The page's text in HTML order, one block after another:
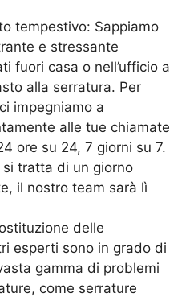
tempestivo: Sappiamo
e stressante
fuori casa o nell’ufficio a
alla serratura. Per
impegniamo a
alle tue chiamate
ore su 24, 7 giorni su 7.
tratta di un giorno
il nostro team sarà lì
delle
esperti sono in grado di
gamma di problemi
come serrature